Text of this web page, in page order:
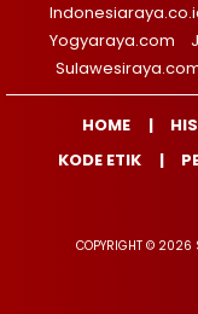
Yogyaraya.com
HOME
KODE ETIK
COPYRIGHT © 2026